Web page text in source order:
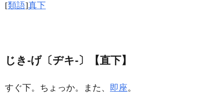
[類語]真下
じき‐げ〔ヂキ‐〕【直下】
すぐ下。ちょっか。また、 即座。